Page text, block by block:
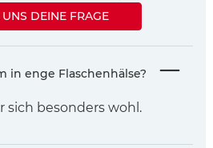
UNS DEINE FRAGE
in enge Flaschenhälse?
sich besonders wohl.